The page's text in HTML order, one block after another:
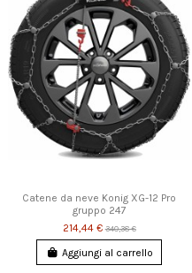
Catene da neve Konig XG-12 Pro
gruppo 247
214,44 €340,38 €
Aggiungi al carrello